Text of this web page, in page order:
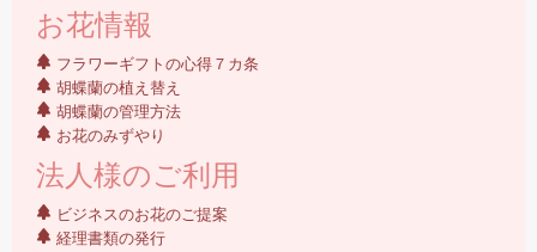
お花情報
フラワーギフトの心得７カ条
胡蝶蘭の植え替え
胡蝶蘭の管理方法
お花のみずやり
法人様のご利用
ビジネスのお花のご提案
経理書類の発行